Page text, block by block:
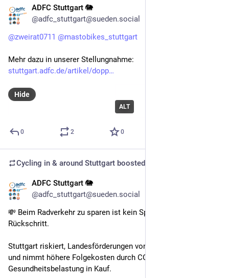
ADFC Stuttgart 🐘
@adfc_stuttgart@sueden.social
@zweirat0711 @mastobikes_stuttgart
Mehr dazu in unserer Stellungnahme:
stuttgart.adfc.de/artikel/dopp
ALT
Hide
0 2 0
Cycling in & around Stuttgart boosted
ADFC Stuttgart 🐘
@adfc_stuttgart@sueden.social
💸 Beim Radverkehr zu sparen ist kein Sparen, sondern ein
Rückschritt.
Stuttgart riskiert, Landesförderungen von 75 % zu verlieren –
und nimmt höhere Folgekosten durch CO₂, Lärm und
Gesundheitsbelastung in Kauf.